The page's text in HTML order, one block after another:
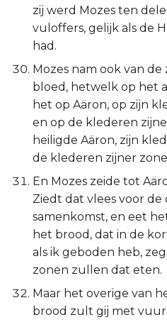
zij werd Mozes ten
vuloffers, gelijk als de
had.
Mozes nam ook van
bloed, hetwelk op het
het op Aäron, op zijn
en op de klederen
heiligde Aäron, zijn
de klederen zijner
En Mozes zeide tot
Ziedt dat vlees voor
samenkomst, en eet
het brood, dat in de
als ik geboden heb,
zonen zullen dat eten.
Maar het overige van
brood zult gij met